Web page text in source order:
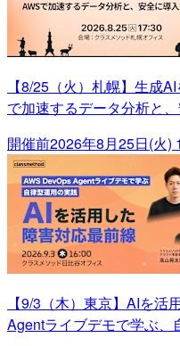
【8/25（火）札幌】生成
で加速するデータ分析と
開催前2026年8月25日(火)
【9/3（木）東京】AIを
Agentライブデモで学ぶ、